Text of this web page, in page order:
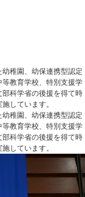
稚園、幼保連携型認定
教育学校、特別支援学
科学省の後援を得て時
しています。
稚園、幼保連携型認定
教育学校、特別支援学
科学省の後援を得て時
しています。